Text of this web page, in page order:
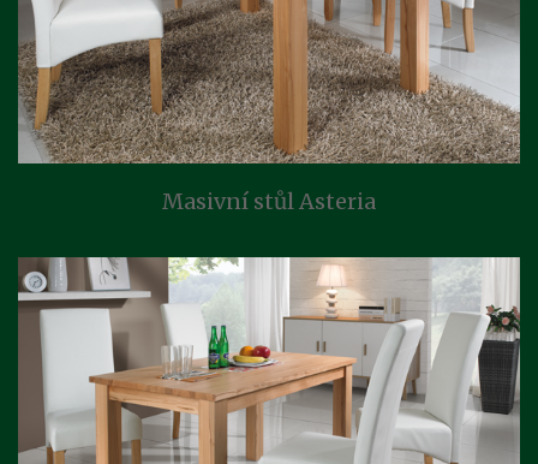
Masivní stůl Asteria